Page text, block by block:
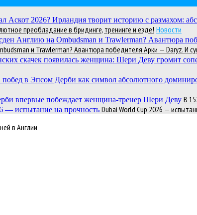
преобладание в бридинге, тренинге и езде! Новости
и Trawlerman? Авантюра победителя Арки — Daryz. И
В
Dubai World Cup 2026 —
в Англии